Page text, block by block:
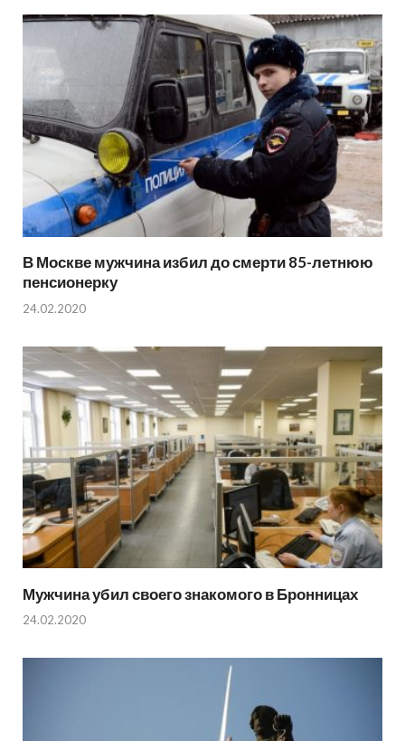
В Москве мужчина избил до смерти 85-летнюю
пенсионерку
24.02.2020
Мужчина убил своего знакомого в Бронницах
24.02.2020